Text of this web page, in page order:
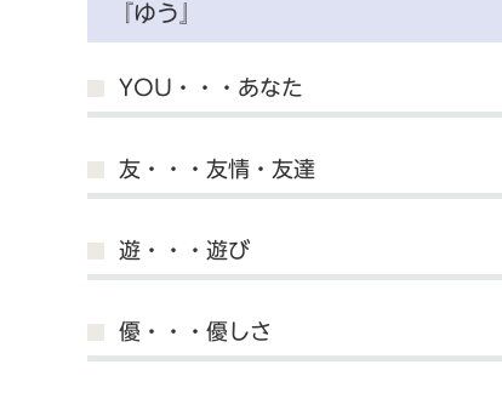
『ゆう』
YOU・・・あなた
友・・・友情・友達
遊・・・遊び
優・・・優しさ